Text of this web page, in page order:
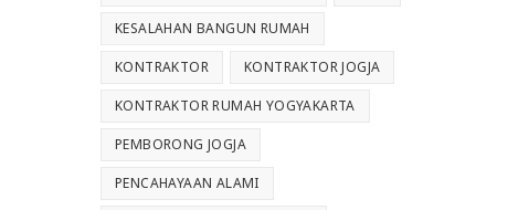
KESALAHAN BANGUN RUMAH
KONTRAKTOR KONTRAKTOR JOGJA
KONTRAKTOR RUMAH YOGYAKARTA
PEMBORONG JOGJA
PENCAHAYAAN ALAMI